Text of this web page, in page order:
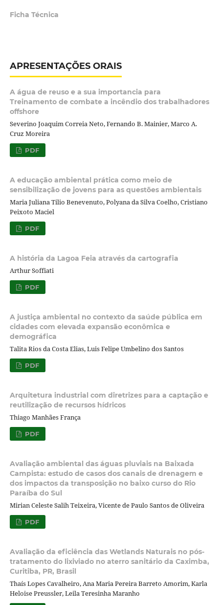
Ficha Técnica
APRESENTAÇÕES ORAIS
A água de reuso e a sua importancia para
Treinamento de combate a incêndio dos trabalhadores
offshore
Severino Joaquim Correia Neto, Fernando B. Mainier, Marco A.
Cruz Moreira
PDF
A educação ambiental prática como meio de
sensibilização de jovens para as questões ambientais
Maria Juliana Tilio Benevenuto, Polyana da Silva Coelho, Cristiano
Peixoto Maciel
PDF
A história da Lagoa Feia através da cartografia
Arthur Soffiati
PDF
A justiça ambiental no contexto da saúde pública em
cidades com elevada expansão econômica e
demográfica
Talita Rios da Costa Elias, Luis Felipe Umbelino dos Santos
PDF
Arquitetura industrial com diretrizes para a captação e
reutilização de recursos hídricos
Thiago Manhães França
PDF
Avaliação ambiental das águas pluviais na Baixada
Campista: estudo de casos dos canais de drenagem e
dos impactos da transposição no baixo curso do Rio
Paraíba do Sul
Mirian Celeste Salih Teixeira, Vicente de Paulo Santos de Oliveira
PDF
Avaliação da eficiência das Wetlands Naturais no pós-
tratamento do lixiviado no aterro sanitário da Caximba,
Curitiba, PR, Brasil
Thaís Lopes Cavalheiro, Ana Maria Pereira Barreto Amorim, Karla
Heloise Preussler, Leila Teresinha Maranho